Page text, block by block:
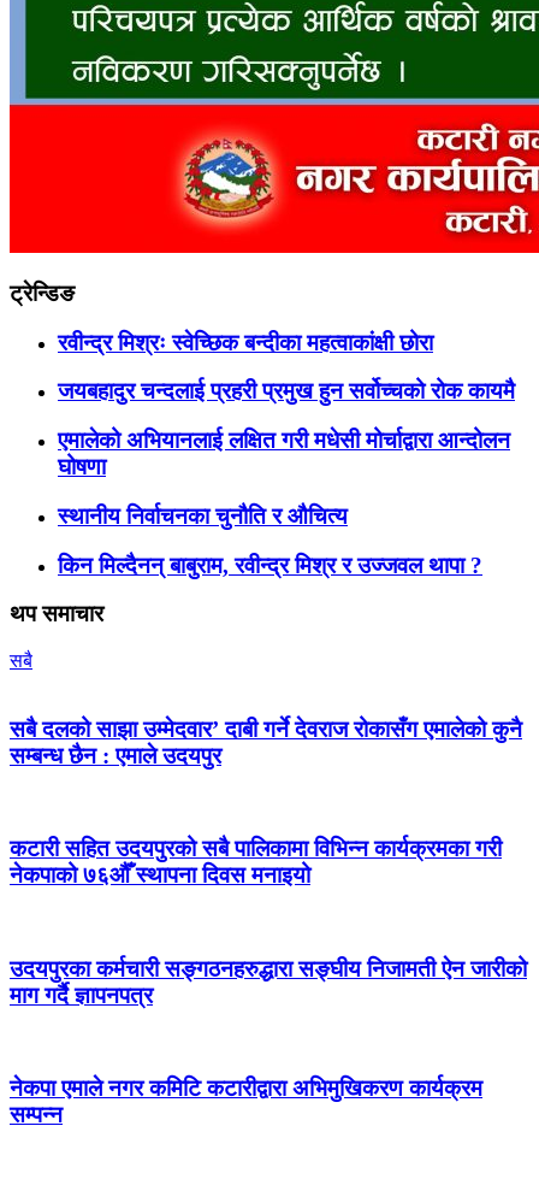
ट्रेन्डिङ
रवीन्द्र मिश्रः स्वेच्छिक बन्दीका महत्वाकांक्षी छोरा
जयबहादुर चन्दलाई प्रहरी प्रमुख हुन सर्वोच्चको रोक कायमै
एमालेको अभियानलाई लक्षित गरी मधेसी मोर्चाद्वारा आन्दोलन
घोषणा
स्थानीय निर्वाचनका चुनौति र औचित्य
किन मिल्दैनन् बाबुराम, रवीन्द्र मिश्र र उज्जवल थापा ?
थप समाचार
सबै
सबै दलको साझा उम्मेदवार’ दाबी गर्ने देवराज रोकासँग एमालेको कुनै
सम्बन्ध छैन : एमाले उदयपुर
कटारी सहित उदयपुरको सबै पालिकामा विभिन्न कार्यक्रमका गरी
नेकपाको ७६औँ स्थापना दिवस मनाइयो
उदयपुरका कर्मचारी सङ्गठनहरुद्धारा सङ्घीय निजामती ऐन जारीको
माग गर्दै ज्ञापनपत्र
नेकपा एमाले नगर कमिटि कटारीद्वारा अभिमुखिकरण कार्यक्रम
सम्पन्न